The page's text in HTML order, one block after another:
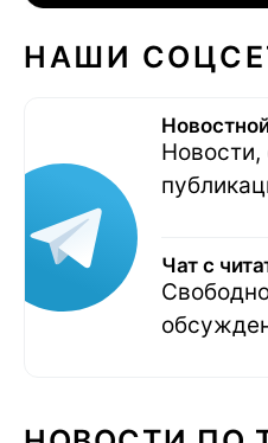
НАШИ
Новости,
Чат с